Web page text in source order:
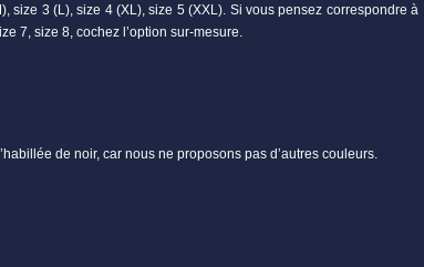
size 3 (L), size 4 (XL), size 5 (XXL). Si vous pensez correspondre à
7, size 8, cochez l’option sur-mesure.
de noir, car nous ne proposons pas d’autres couleurs.